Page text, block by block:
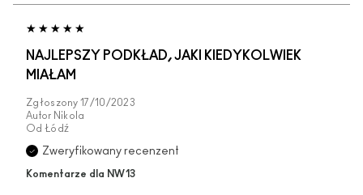
NAJLEPSZY PODKŁAD, JAKI KIEDYKOLWIEK
MIAŁAM
Zgłoszony 17/10/2023
Autor Nikola
Od Łódź
Zweryfikowany recenzent
Komentarze dla NW13